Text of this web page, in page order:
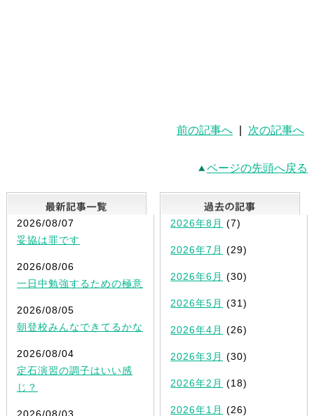
前の記事へ 次の記事へ
ページの先頭へ戻る
最新記事一覧
2026/08/07
妥協は罪です
2026/08/06
一日中勉強するための極意
2026/08/05
朝登校みんなできてるかな
2026/08/04
定石演習の調子はいい感
じ？
2026年8月 (7)
2026年7月 (29)
2026年6月 (30)
2026年5月 (31)
2026年4月 (26)
2026年3月 (30)
2026年2月 (18)
2026年1月 (26)